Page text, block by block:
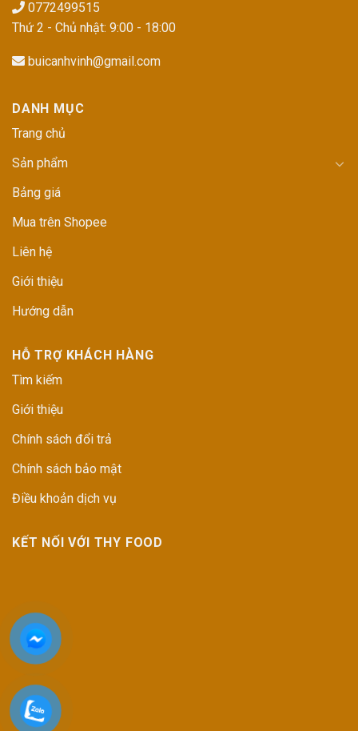
0772499515
Thứ 2 - Chủ nhật: 9:00 - 18:00
buicanhvinh@gmail.com
DANH MỤC
Trang chủ
Sản phẩm
Bảng giá
Mua trên Shopee
Liên hệ
Giới thiệu
Hướng dẫn
HỖ TRỢ KHÁCH HÀNG
Tìm kiếm
Giới thiệu
Chính sách đổi trả
Chính sách bảo mật
Điều khoản dịch vụ
KẾT NỐI VỚI THY FOOD